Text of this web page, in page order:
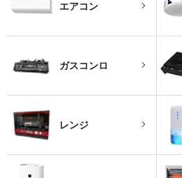
エアコン
ガスコンロ
レンジ